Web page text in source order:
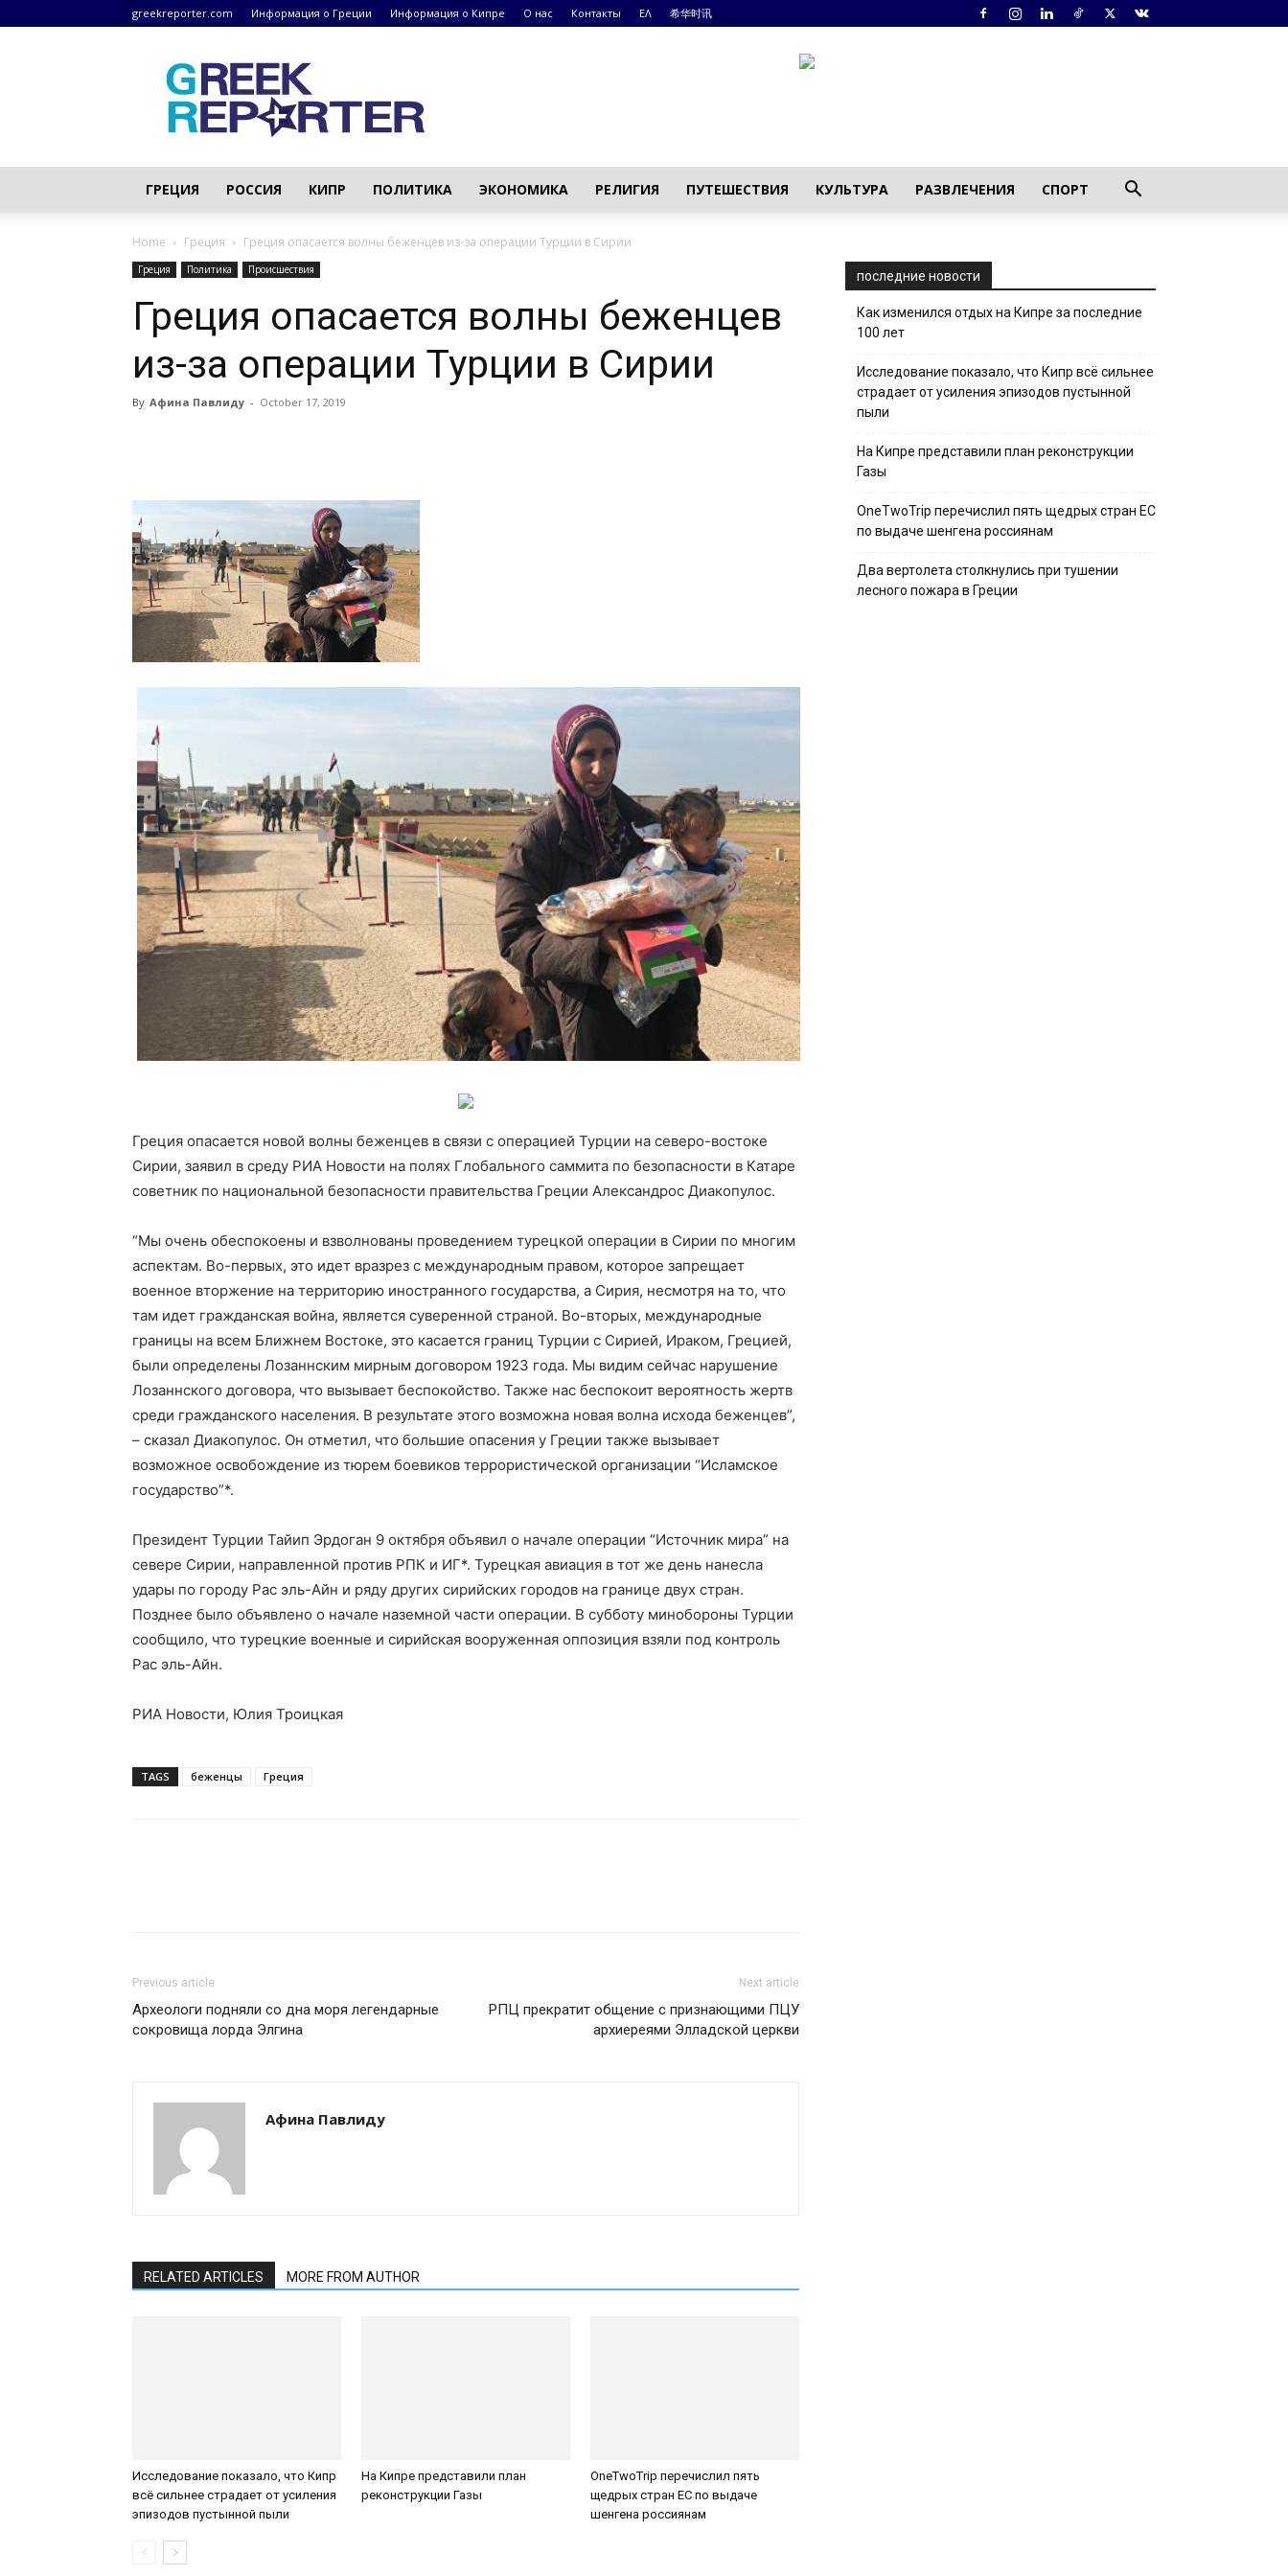
greekreporter.com Информация о Греции Информация о Кипре О нас Контакты ΕΛ 希华时讯
Греческие
новости
–
greekreporter.com
ГРЕЦИЯ РОССИЯ КИПР ПОЛИТИКА ЭКОНОМИКА РЕЛИГИЯ ПУТЕШЕСТВИЯ КУЛЬТУРА РАЗВЛЕЧЕНИЯ СПОРТ
Home Греция Греция опасается волны беженцев из-за операции Турции в Сирии
Греция Политика Происшествия
Греция опасается волны беженцев
из-за операции Турции в Сирии
By Афина Павлиду - October 17, 2019
Греция опасается новой волны беженцев в связи с операцией Турции на северо-востоке
Сирии, заявил в среду РИА Новости на полях Глобального саммита по безопасности в Катаре
советник по национальной безопасности правительства Греции Александрос Диакопулос.
“Мы очень обеспокоены и взволнованы проведением турецкой операции в Сирии по многим
аспектам. Во-первых, это идет вразрез с международным правом, которое запрещает
военное вторжение на территорию иностранного государства, а Сирия, несмотря на то, что
там идет гражданская война, является суверенной страной. Во-вторых, международные
границы на всем Ближнем Востоке, это касается границ Турции с Сирией, Ираком, Грецией,
были определены Лозаннским мирным договором 1923 года. Мы видим сейчас нарушение
Лозаннского договора, что вызывает беспокойство. Также нас беспокоит вероятность жертв
среди гражданского населения. В результате этого возможна новая волна исхода беженцев”,
– сказал Диакопулос. Он отметил, что большие опасения у Греции также вызывает
возможное освобождение из тюрем боевиков террористической организации “Исламское
государство”*.
Президент Турции Тайип Эрдоган 9 октября объявил о начале операции “Источник мира” на
севере Сирии, направленной против РПК и ИГ*. Турецкая авиация в тот же день нанесла
удары по городу Рас эль-Айн и ряду других сирийских городов на границе двух стран.
Позднее было объявлено о начале наземной части операции. В субботу минобороны Турции
сообщило, что турецкие военные и сирийская вооруженная оппозиция взяли под контроль
Рас эль-Айн.
РИА Новости, Юлия Троицкая
TAGS беженцы Греция
Previous article
Археологи подняли со дна моря легендарные
сокровища лорда Элгина
Next article
РПЦ прекратит общение с признающими ПЦУ
архиереями Элладской церкви
Афина Павлиду
RELATED ARTICLES MORE FROM AUTHOR
Исследование показало, что Кипр
всё сильнее страдает от усиления
эпизодов пустынной пыли
На Кипре представили план
реконструкции Газы
OneTwoTrip перечислил пять
щедрых стран ЕС по выдаче
шенгена россиянам
последние новости
Как изменился отдых на Кипре за последние
100 лет
Исследование показало, что Кипр всё сильнее
страдает от усиления эпизодов пустынной
пыли
На Кипре представили план реконструкции
Газы
OneTwoTrip перечислил пять щедрых стран ЕС
по выдаче шенгена россиянам
Два вертолета столкнулись при тушении
лесного пожара в Греции